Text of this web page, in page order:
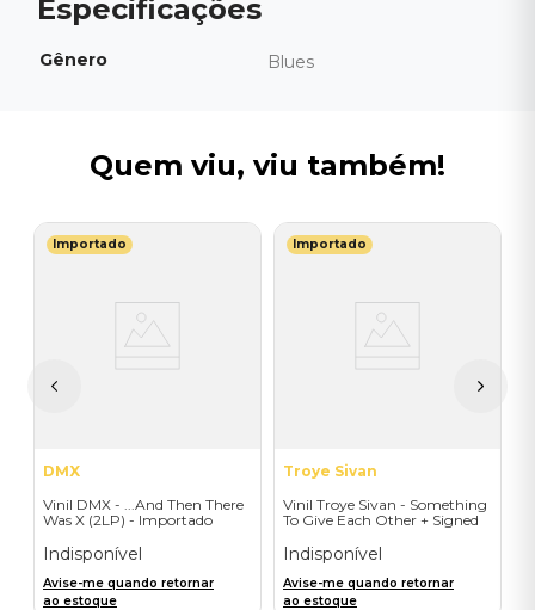
Gênero Blues
Quem viu, viu também!
Importado
DMX
Vinil DMX - ...And Then There
Was X (2LP) - Importado
Indisponível
Avise-me quando retornar
ao estoque
Importado
Troye Sivan
Vinil Troye Sivan - Something
To Give Each Other + Signed
Indisponível
Avise-me quando retornar
ao estoque